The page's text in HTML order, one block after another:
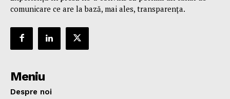
comunicare ce are la bază, mai ales, transparența.
Meniu
Despre noi